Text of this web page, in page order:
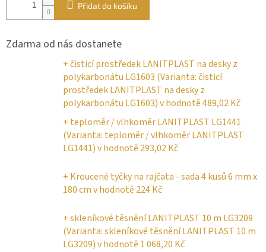
Přidat do košíku
Zdarma od nás dostanete
+ čisticí prostředek LANITPLAST na desky z
polykarbonátu LG1603 (Varianta: čisticí
prostředek LANITPLAST na desky z
polykarbonátu LG1603)v hodnotě 489,02 Kč
+ teploměr / vlhkoměr LANITPLAST LG1441
(Varianta: teploměr / vlhkoměr LANITPLAST
LG1441)v hodnotě 293,02 Kč
+ Kroucené tyčky na rajčata - sada 4 kusů 6 mm x
180 cmv hodnotě 224 Kč
+ skleníkové těsnění LANITPLAST 10 m LG3209
(Varianta: skleníkové těsnění LANITPLAST 10 m
LG3209)v hodnotě 1 068,20 Kč